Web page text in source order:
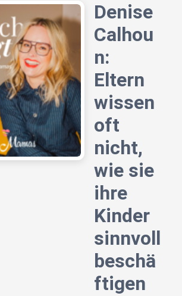
Denise
Calhou
n:
Eltern
wissen
oft
nicht,
wie sie
ihre
Kinder
sinnvoll
beschä
ftigen